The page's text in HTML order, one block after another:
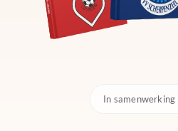
In samenwerking